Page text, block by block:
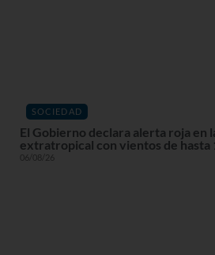
SOCIEDAD
El Gobierno declara alerta roja en
extratropical con vientos de hasta
06/08/26